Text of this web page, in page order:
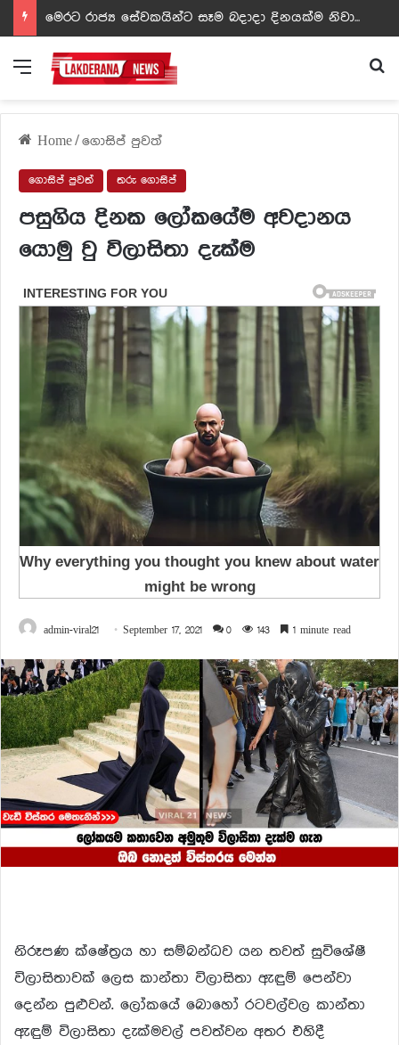
ඩඩ්ලිට දෙවෙනි නොවූ රත්න සහල් අධිපති..- PHOTOS
Menu
Home/ගොසිප් පුවත්
ගොසිප් පුවත් තරු ගොසිප්
පසුගිය දිනක ලෝකයේම අවදානය
යොමු වු විලාසිතා දැක්ම
admin-viral21 September 17, 2021 0 143 1 minute read
නිරූපණ ක්ෂේත්‍රය හා සම්බන්ධව යන තවත් සුවිශේෂී
විලාසිතාවක් ලෙස කාන්තා විලාසිතා ඇඳුම් පෙන්වා
දෙන්න පුළුවන්. ලෝකයේ බොහෝ රටවල්වල කාන්තා
ඇඳුම් විලාසිතා දැක්මවල් පවත්වන අතර එහිදී